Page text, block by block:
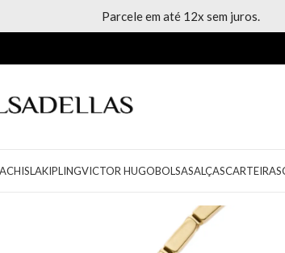
Parcele em até 12x sem juros.
ISLAKIPLINGVICTOR HUGOBOLSASALÇASCARTEIRAS